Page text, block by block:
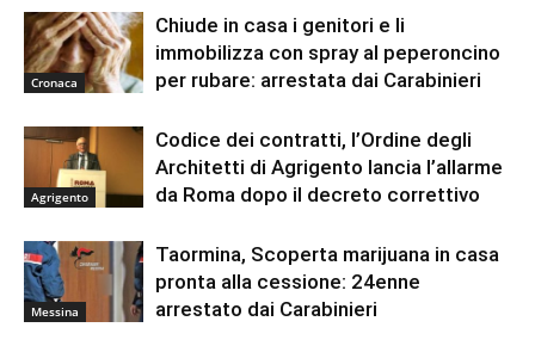
Cronaca
Chiude in casa i genitori e li
immobilizza con spray al peperoncino
per rubare: arrestata dai Carabinieri
Agrigento
Codice dei contratti, l’Ordine degli
Architetti di Agrigento lancia l’allarme
da Roma dopo il decreto correttivo
Messina
Taormina, Scoperta marijuana in casa
pronta alla cessione: 24enne
arrestato dai Carabinieri